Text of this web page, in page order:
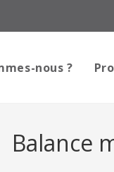
nous ?
Balance